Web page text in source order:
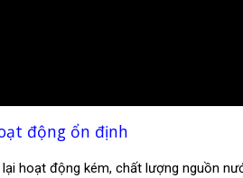
động ổn định
hoạt động kém, chất lượng nguồn